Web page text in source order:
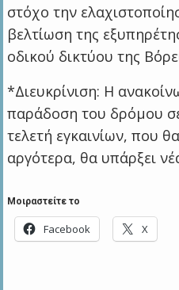
στόχο την
βελτίωση της
οδικού δικτύου της
*Διευκρίνιση: Η
παράδοση του δρόμου
τελετή εγκαινίων, που θα
αργότερα, θα υπάρξει
Μοιραστείτε το
Facebook X